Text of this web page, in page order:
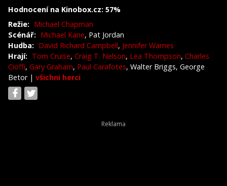
Hodnocení na Kinobox.cz: 57%
Režie: Michael Chapman
Scénář: Michael Kane, Pat Jordan
Hudba: David Richard Campbell, Jennifer Warnes
Hrají: Tom Cruise, Craig T. Nelson, Lea Thompson, Charles
Cioffi, Gary Graham, Paul Carafotes, Walter Briggs, George
Betor | všichni herci